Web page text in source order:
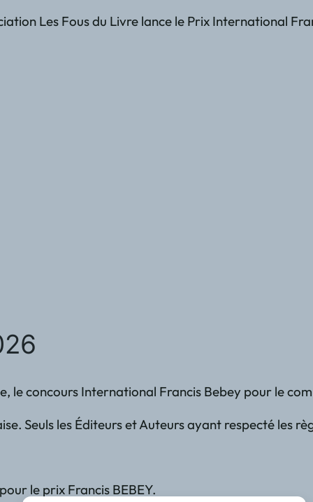
Les Fous du Livre lance le Prix
le concours International Francis Bebey pour le
Seuls les Éditeurs et Auteurs ayant respecté les
le prix Francis BEBEY.